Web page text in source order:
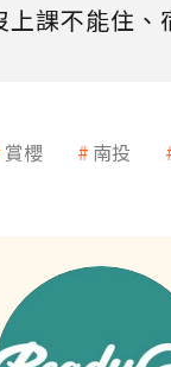
上課不能住、
賞櫻 南投